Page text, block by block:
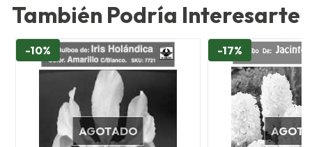
También Podría Interesarte
-10%
AGOTADO
-17%